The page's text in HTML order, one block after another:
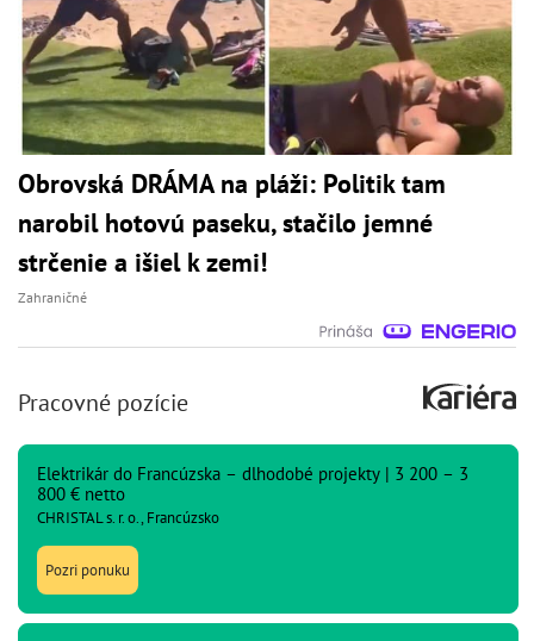
Obrovská DRÁMA na pláži: Politik tam
narobil hotovú paseku, stačilo jemné
strčenie a išiel k zemi!
Zahraničné
Pracovné pozície
Elektrikár do Francúzska – dlhodobé projekty | 3 200 – 3
800 € netto
CHRISTAL s. r. o., Francúzsko
Pozri ponuku